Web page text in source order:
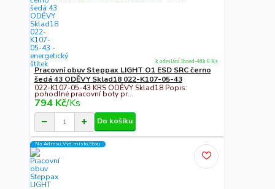
Pracovní obuv Steppax LIGHT O1 ESD SRC černo
šedá 43 ODĚVY Sklad18 022-K107-05-43
022-K107-05-43 KRS ODĚVY Sklad18 Popis:
pohodlné pracovní boty pr...
794 Kč/Ks
k odeslání Ihned-48h 6 Ks
Do košíku
Na Adresu,Výd.místo,Boxu